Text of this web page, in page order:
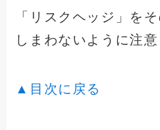
「リスクヘッジ」を
しまわないように注意
▲目次に戻る